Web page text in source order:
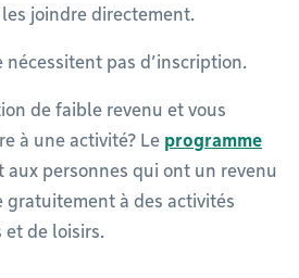
joindre directement.
nécessitent pas d’inscription.
de faible revenu et vous
à une activité? Le programme
aux personnes qui ont un revenu
gratuitement à des activités
de loisirs.